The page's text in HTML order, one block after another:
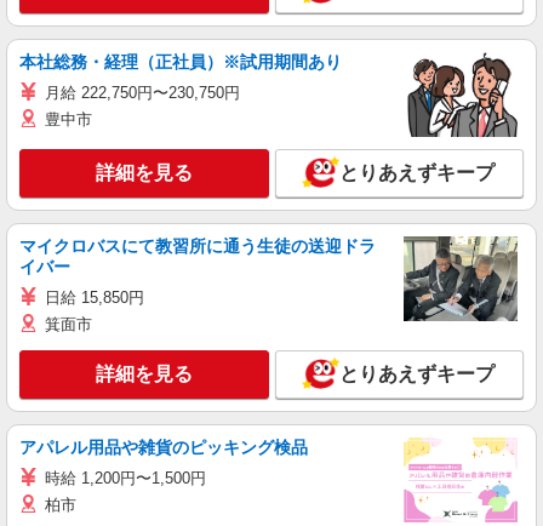
本社総務・経理（正社員）※試用期間あり
月給 222,750円〜230,750円
豊中市
詳細を見る とりあえずキープ
マイクロバスにて教習所に通う生徒の送迎ドラ
イバー
日給 15,850円
箕面市
詳細を見る とりあえずキープ
アパレル用品や雑貨のピッキング検品
時給 1,200円〜1,500円
柏市